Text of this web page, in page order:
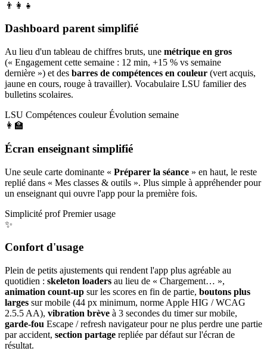
👨‍👩‍👧
Dashboard parent simplifié
Au lieu d'un tableau de chiffres bruts, une métrique en gros
(« Engagement cette semaine : 12 min, +15 % vs semaine
dernière ») et des barres de compétences en couleur (vert acquis,
jaune en cours, rouge à travailler). Vocabulaire LSU familier des
bulletins scolaires.
LSU Compétences couleur Évolution semaine
👩‍🏫
Écran enseignant simplifié
Une seule carte dominante « Préparer la séance » en haut, le reste
replié dans « Mes classes & outils ». Plus simple à appréhender pour
un enseignant qui ouvre l'app pour la première fois.
Simplicité prof Premier usage
✨
Confort d'usage
Plein de petits ajustements qui rendent l'app plus agréable au
quotidien : skeleton loaders au lieu de « Chargement… »,
animation count-up sur les scores en fin de partie, boutons plus
larges sur mobile (44 px minimum, norme Apple HIG / WCAG
2.5.5 AA), vibration brève à 3 secondes du timer sur mobile,
garde-fou Escape / refresh navigateur pour ne plus perdre une partie
par accident, section partage repliée par défaut sur l'écran de
résultat.